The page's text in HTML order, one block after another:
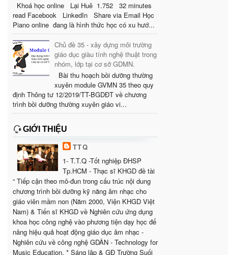
Khoá học online Lại Huê 1.752 32 minutes
read Facebook LinkedIn Share via Email Học
Piano online đang là hình thức học có xu hướ...
Chủ đề 35 - xây dựng môi trường
giáo dục giàu tính nghệ thuật trong
nhóm, lớp tại cơ sở GDMN.
Bài thu hoạch bồi dưỡng thường
xuyên module GVMN 35 theo quy
định Thông tư 12/2019/TT-BGDĐT về chương
trình bồi dưỡng thường xuyên giáo vi...
GIỚI THIỆU
TTQ
1- T.T.Q -Tốt nghiệp ĐHSP
Tp.HCM - Thạc sĩ KHGD đề tài
“ Tiếp cận theo mô-đun trong cấu trúc nội dung
chương trình bồi dưỡng kỹ năng âm nhạc cho
giáo viên mầm non (Năm 2000, Viện KHGD Việt
Nam) & Tiến sĩ KHGD về Nghiên cứu ứng dụng
khoa học công nghệ vào phương tiện dạy học để
nâng hiệu quả hoạt động giáo dục âm nhạc -
Nghiên cứu về công nghệ GDÂN - Technology for
Music Education. * Sáng lập & GĐ Trường Suối